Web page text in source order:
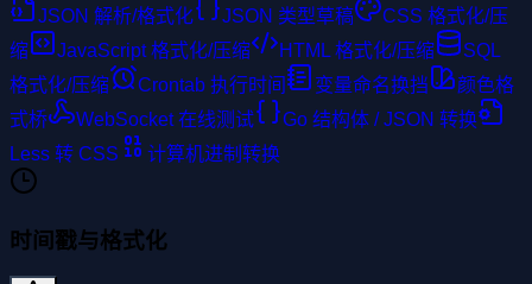
JSON 解析/格式化
JSON 类型草稿
CSS 格式化/压
缩
JavaScript 格式化/压缩 HTML 格式化/压缩
SQL
格式化/压缩
Crontab 执行时间 变量命名换挡
颜色格
式桥
WebSocket 在线测试
Go 结构体 / JSON 转换
Less 转 CSS
计算机进制转换
时间戳与格式化